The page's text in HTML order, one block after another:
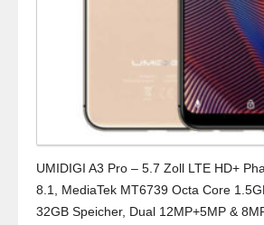
UMIDIGI A3 Pro – 5.7 Zoll LTE HD+
8.1, MediaTek MT6739 Octa Core
32GB Speicher, Dual 12MP+5MP &